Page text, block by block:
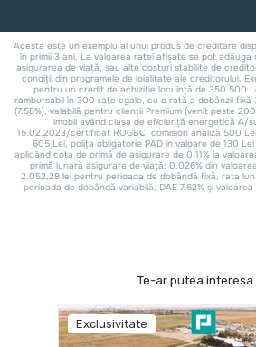
Te-ar putea interesa
Exclusivitate